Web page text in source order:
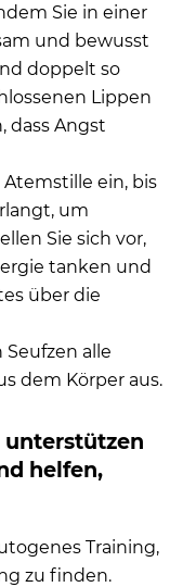
Sie in einer
und bewusst
doppelt so
Lippen
dass Angst
ein, bis
um
Sie sich vor,
tanken und
über die
alle
dem Körper aus.
helfen,
Training,
zu finden.